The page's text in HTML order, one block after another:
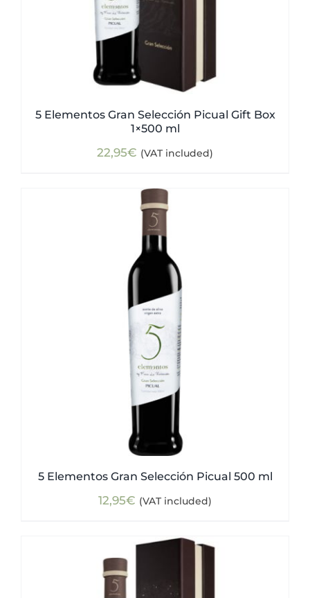
5 Elementos Gran Selección Picual Gift Box
1×500 ml
22,95€ (VAT included)
5 Elementos Gran Selección Picual 500 ml
12,95€ (VAT included)